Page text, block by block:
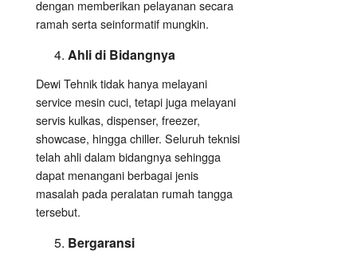
dengan memberikan pelayanan secara
ramah serta seinformatif mungkin.
Ahli di Bidangnya
Dewi Tehnik tidak hanya melayani
service mesin cuci, tetapi juga melayani
servis kulkas, dispenser, freezer,
showcase, hingga chiller. Seluruh teknisi
telah ahli dalam bidangnya sehingga
dapat menangani berbagai jenis
masalah pada peralatan rumah tangga
tersebut.
Bergaransi